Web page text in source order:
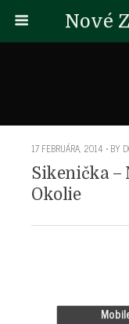
Nové
17 FEBRUÁRA, 2014 • BY
Sikenička –
Okolie